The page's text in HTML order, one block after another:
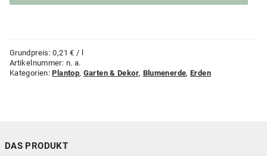
Grundpreis:0,21€ /
Artikelnummer: n. a.
Kategorien:Plantop, Garten & Dekor, Blumenerde,Erden
DAS PRODUKT